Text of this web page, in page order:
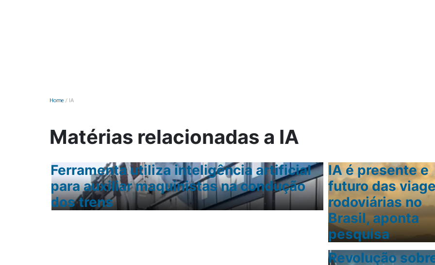
Home / IA
Matérias relacionadas a IA
Ferramenta utiliza inteligência artificial
para auxiliar maquinistas na condução
dos trens
Brasil supera
para gestão de
pesquisa
IA é presente e
futuro das
rodoviárias no
Brasil, aponta
pesquisa
Revolução